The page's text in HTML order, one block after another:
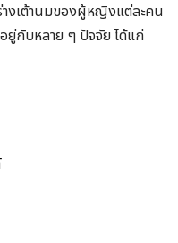
งเต้านมของผู้หญิงแต่ละคน
กับหลาย ๆ ปัจจัย ได้แก่